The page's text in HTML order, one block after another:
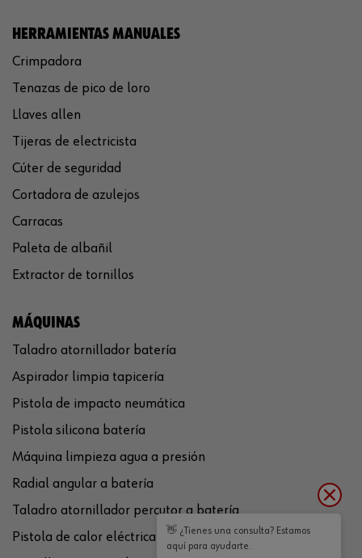
HERRAMIENTAS MANUALES
Crimpadora
Tenazas de pico de loro
Llaves allen
Tijeras de electricista
Cúter de seguridad
Cortadora de azulejos
Carracas
Paleta de albañil
Extractor de tornillos
MÁQUINAS
Taladro atornillador batería
Aspirador limpia tapicería
Pistola de impacto neumática
Pistola silicona batería
Máquina limpieza agua a presión
Radial angular a batería
Taladro atornillador percutor a batería
Pistola de calor eléctrica
👋 ¿Tienes una consulta? Estamos
aquí para ayudarte.